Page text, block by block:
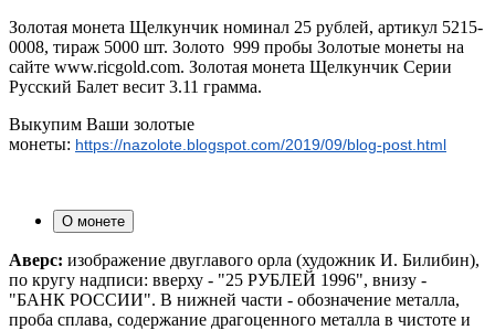
Золотая монета Щелкунчик номинал 25 рублей, артикул 5215-
0008, тираж 5000 шт. Золото 999 пробы Золотые монеты на
сайте www.ricgold.com. Золотая монета Щелкунчик Серии
Русский Балет весит 3.11 грамма.
Выкупим Ваши золотые
монеты: https://nazolote.blogspot.com/2019/09/blog-post.html
О монете
Аверс: изображение двуглавого орла (художник И. Билибин),
по кругу надписи: вверху - "25 РУБЛЕЙ 1996", внизу -
"БАНК РОССИИ". В нижней части - обозначение металла,
проба сплава, содержание драгоценного металла в чистоте и